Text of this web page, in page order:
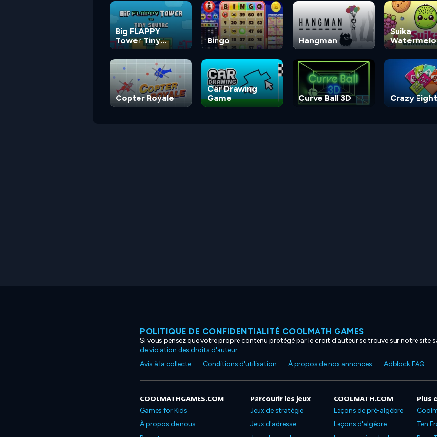
Big FLAPPY
Tower Tiny
Square
Bingo Hangman
Suika
Game
Copter Royale
Car Drawing
Game
Curve Ball 3D Crazy
POLITIQUE DE CONFIDENTIALITÉ COOLMATH GAMES
Si vous pensez que votre propre contenu protégé par le droit d'auteur se trouve sur notre site
de violation des droits d'auteur.
Avis à la collecte
Conditions d'utilisation À propos de nos annonces Adblock FAQ
COOLMATHGAMES.COM
Games for Kids
À propos de nous
Parcourir les jeux
Jeux de stratégie
Jeux d'adresse
COOLMATH.COM
Leçons de pré-algèbre
Leçons d'algèbre
Plus
Ten